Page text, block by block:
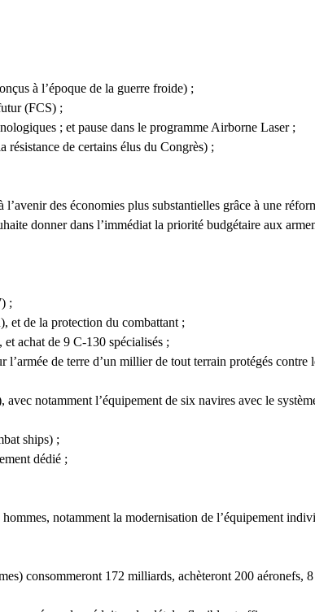
à l’époque de la guerre froide) ;
(FCS) ;
; et pause dans le programme Airborne Laser ;
de certains élus du Congrès) ;
des économies plus substantielles grâce à une
donner dans l’immédiat la priorité budgétaire aux
;
et de la protection du combattant ;
achat de 9 C-130 spécialisés ;
de terre d’un millier de tout terrain protégés contre
notamment l’équipement de six navires avec le
ships) ;
dédié ;
notamment la modernisation de l’équipement
consommeront 172 milliards, achèteront 200 aéronefs, 8